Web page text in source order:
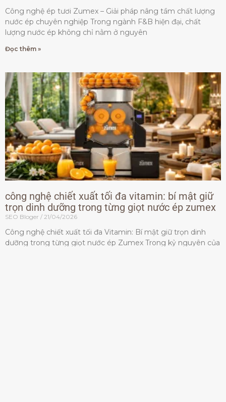
Công nghệ ép tươi Zumex – Giải pháp nâng tầm chất lượng
nước ép chuyên nghiệp Trong ngành F&B hiện đại, chất
lượng nước ép không chỉ nằm ở nguyên
Đọc thêm »
công nghệ chiết xuất tối đa vitamin: bí mật giữ
trọn dinh dưỡng trong từng giọt nước ép zumex
SEO Bloger 21/04/2026
Công nghệ chiết xuất tối đa Vitamin: Bí mật giữ trọn dinh
dưỡng trong từng giọt nước ép Zumex Trong kỷ nguyên của